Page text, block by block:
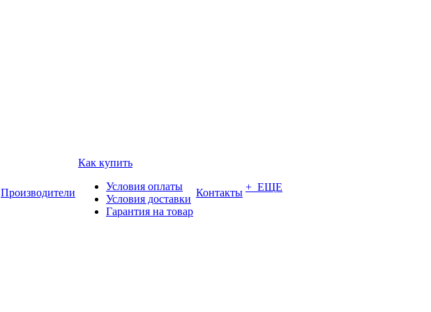
Производители
Как купить
Условия оплаты
Условия доставки
Гарантия на товар
Контакты + ЕЩЕ